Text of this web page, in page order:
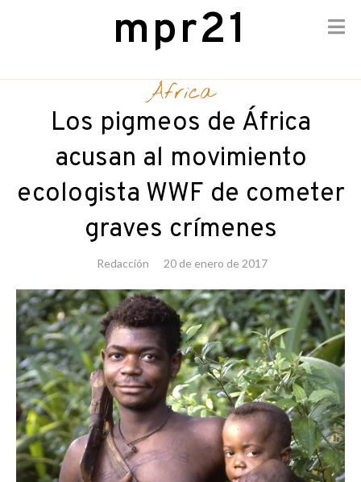
mpr21
África
Los pigmeos de África
acusan al movimiento
ecologista WWF de cometer
graves crímenes
Redacción 20 de enero de 2017